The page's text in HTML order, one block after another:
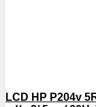
LCD HP P204v